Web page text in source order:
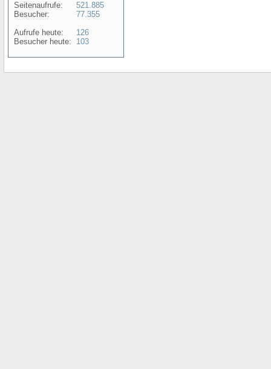
Seitenaufrufe:
Besucher:
Aufrufe heute:
Besucher heute:
521.885
77.355
126
103